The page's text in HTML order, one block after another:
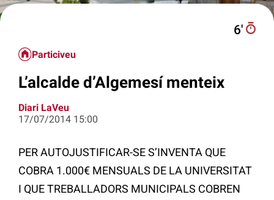
6′
Particiveu
L’alcalde d’Algemesí menteix
Diari LaVeu
17/07/2014 15:00
PER AUTOJUSTIFICAR-SE S’INVENTA QUE
COBRA 1.000€ MENSUALS DE LA UNIVERSITAT
I QUE TREBALLADORS MUNICIPALS COBREN